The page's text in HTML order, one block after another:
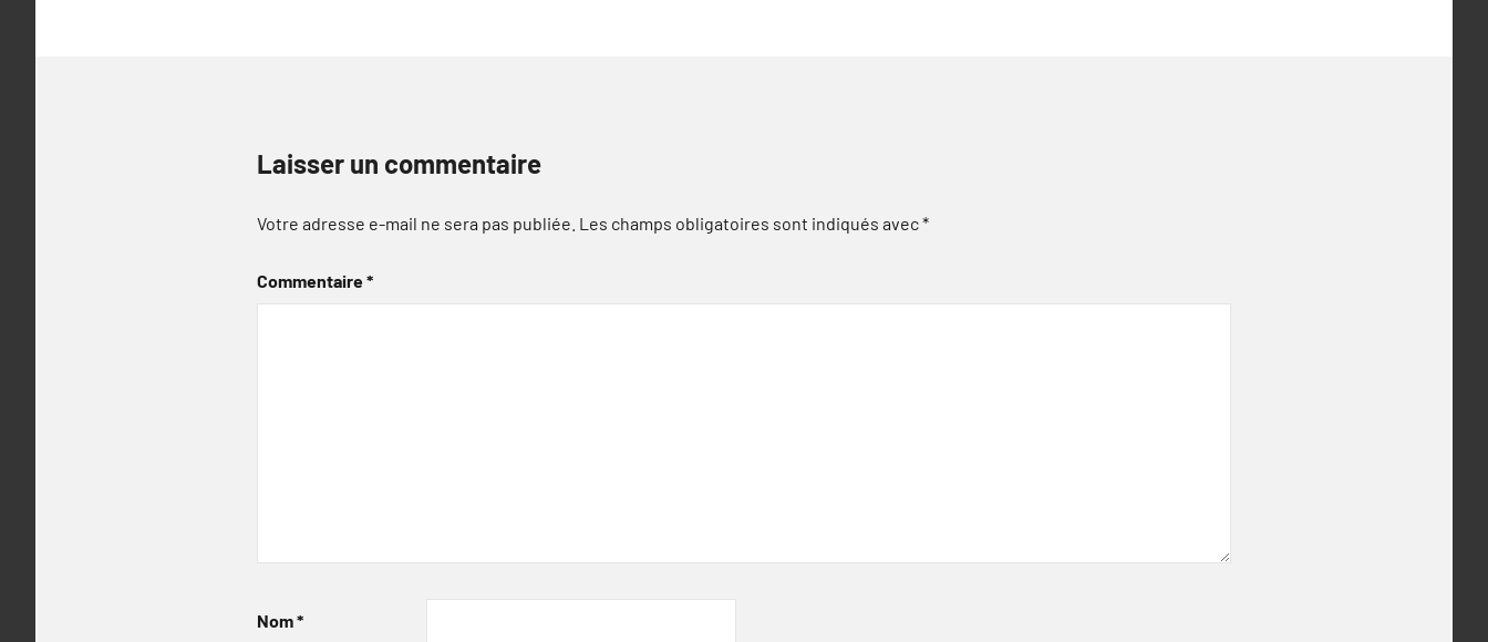
Laisser un commentaire
Votre adresse e-mail ne sera pas publiée. Les champs obligatoires sont indiqués avec*
Commentaire*
Nom*